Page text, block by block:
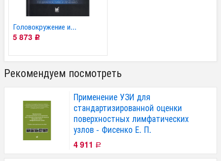
Головокружение и...
5 873 Р
Рекомендуем посмотреть
Применение УЗИ для
стандартизированной оценки
поверхностных лимфатических
узлов - Фисенко Е. П.
4 911 Р